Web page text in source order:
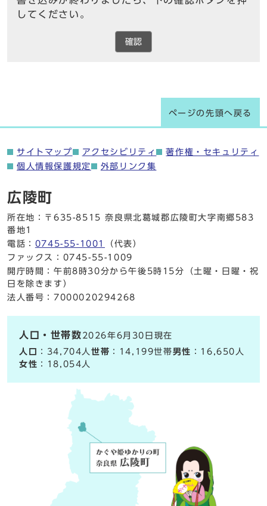
してください。
確認
ページの先頭へ戻る
サイトマップ アクセシビリティ
著作権・セキュリティ
個人情報保護規定
外部リンク集
広陵町
所在地：〒635-8515 奈良県北葛城郡広陵町大字南郷583
番地1
電話： 0745-55-1001
（代表）
ファックス：0745-55-1009
開庁時間：午前8時30分から午後5時15分（土曜・日曜・祝
日を除きます）
法人番号：7000020294268
人口・世帯数 2026年6月30日現在
人口
：34,704人世帯 ：14,199世帯男性 ：16,650人
女性 ：18,054人